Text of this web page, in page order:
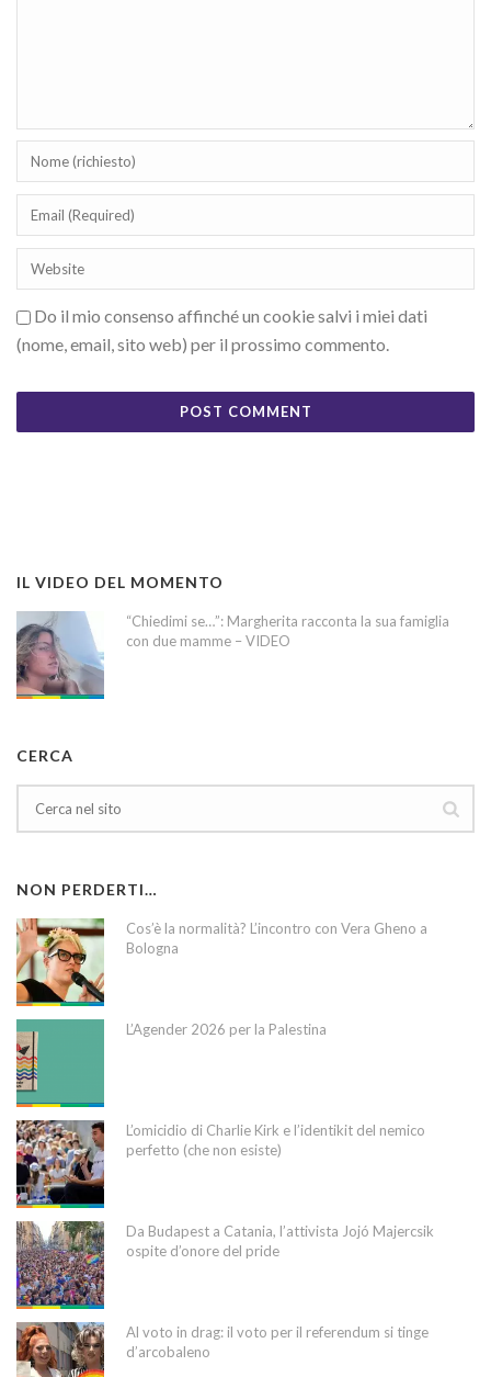
Do il mio consenso affinché un cookie salvi i miei dati
(nome, email, sito web) per il prossimo commento.
IL VIDEO DEL MOMENTO
“Chiedimi se…”: Margherita racconta la sua famiglia
con due mamme – VIDEO
CERCA
NON PERDERTI…
Cos’è la normalità? L’incontro con Vera Gheno a
Bologna
L’Agender 2026 per la Palestina
L’omicidio di Charlie Kirk e l’identikit del nemico
perfetto (che non esiste)
Da Budapest a Catania, l’attivista Jojó Majercsik
ospite d’onore del pride
Al voto in drag: il voto per il referendum si tinge
d’arcobaleno